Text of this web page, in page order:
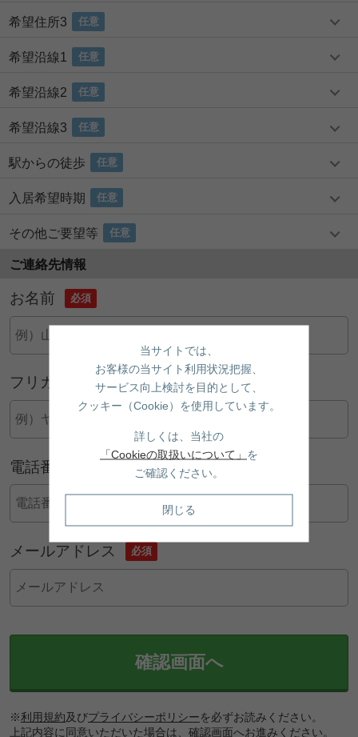
希望住所3 任意
希望沿線1 任意
希望沿線2 任意
希望沿線3 任意
駅からの徒歩 任意
入居希望時期 任意
その他ご要望等 任意
ご連絡先情報
お名前 必須
フリガナ 必須
電話番号
メールアドレス 必須
確認画面へ
※利用規約及びプライバシーポリシーを必ずお読みください。
上記内容に同意いただいた場合は、確認画面へお進みください。
当サイトでは、
お客様の当サイト利用状況把握、
サービス向上検討を目的として、
クッキー（Cookie）を使用しています。
詳しくは、当社の
「Cookieの取扱いについて」 を
ご確認ください。
閉じる